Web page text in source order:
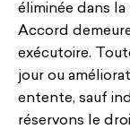
éliminée dans la
Accord
exécutoire.
jour ou
entente, sauf
réservons le